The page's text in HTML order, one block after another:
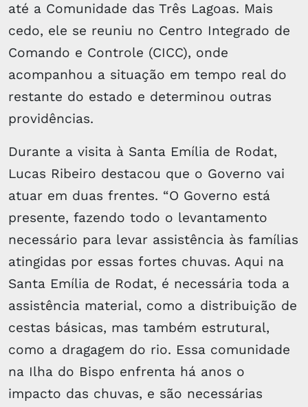
até a Comunidade das Três Lagoas. Mais
cedo, ele se reuniu no Centro Integrado de
Comando e Controle (CICC), onde
acompanhou a situação em tempo real do
restante do estado e determinou outras
providências.
Durante a visita à Santa Emília de Rodat,
Lucas Ribeiro destacou que o Governo vai
atuar em duas frentes. “O Governo está
presente, fazendo todo o levantamento
necessário para levar assistência às famílias
atingidas por essas fortes chuvas. Aqui na
Santa Emília de Rodat, é necessária toda a
assistência material, como a distribuição de
cestas básicas, mas também estrutural,
como a dragagem do rio. Essa comunidade
na Ilha do Bispo enfrenta há anos o
impacto das chuvas, e são necessárias